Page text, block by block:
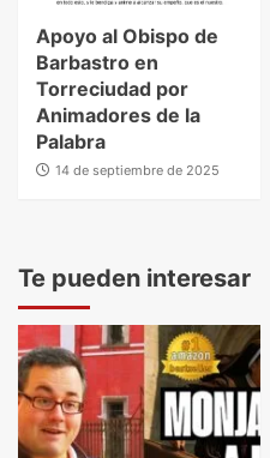
Apoyo al Obispo de
Barbastro en
Torreciudad por
Animadores de la
Palabra
14 de septiembre de 2025
Te pueden interesar